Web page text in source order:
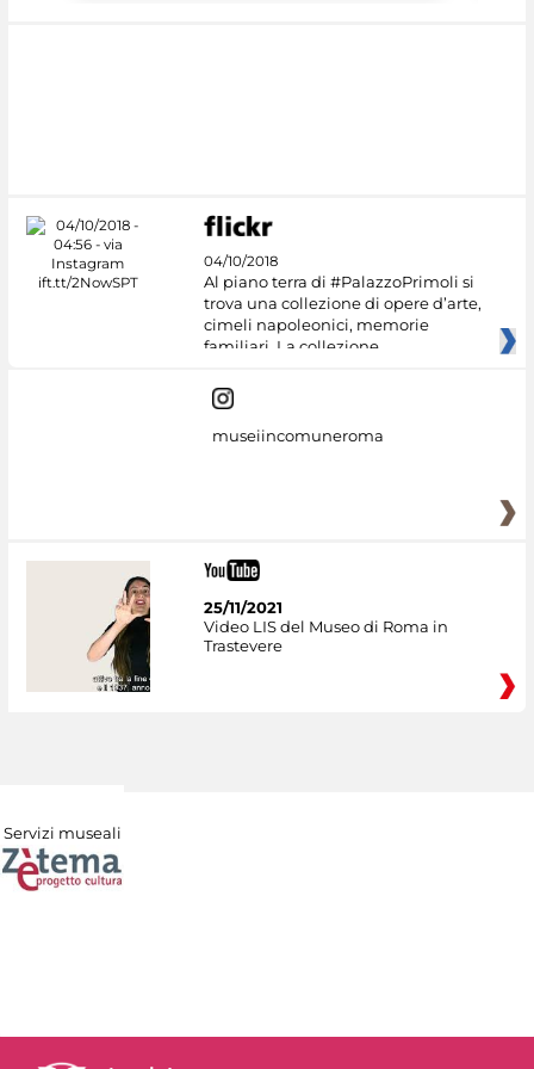
04/10/2018
Al piano terra di #PalazzoPrimoli si
trova una collezione di opere d’arte,
cimeli napoleonici, memorie
familiari. La collezione
museiincomuneroma
25/11/2021
Video LIS del Museo di Roma in
Trastevere
Servizi museali